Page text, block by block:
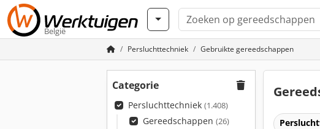
België
Persluchttechniek Gebruikte gereedschappen
Categorie
Persluchttechniek (1.408)
Gereedschappen (26)